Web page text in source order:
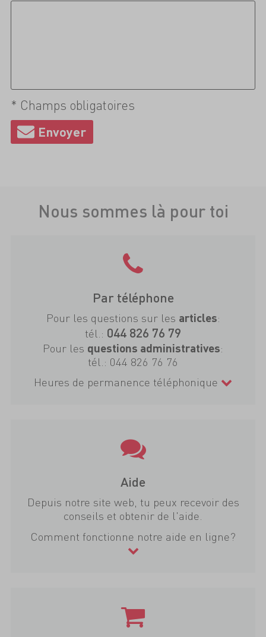
* Champs obligatoires
Nous sommes là pour toi
Par téléphone
Pour les questions sur les articles:
tél.: 044 826 76 79
Pour les questions administratives:
tél.: 044 826 76 76
Heures de permanence téléphonique
Aide
Depuis notre site web, tu peux recevoir des
conseils et obtenir de l'aide.
Comment fonctionne notre aide en ligne?